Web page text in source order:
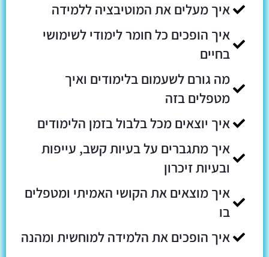
איך מעלים את המוטיבציה ללמידה
איך הופכים כל חומר לימודי לשימושי
בחיים
מה גורם לשעמום בלימודים ואיך
מטפלים בזה
איך יוצאים מכל בלבול בזמן הלימודים
איך מתגברים על בעיות קשב, עייפות
ובעיות זיכרון
איך מוצאים את הקושי האמיתי ומטפלים
בו
איך הופכים את הלמידה למוחשית ומהנה